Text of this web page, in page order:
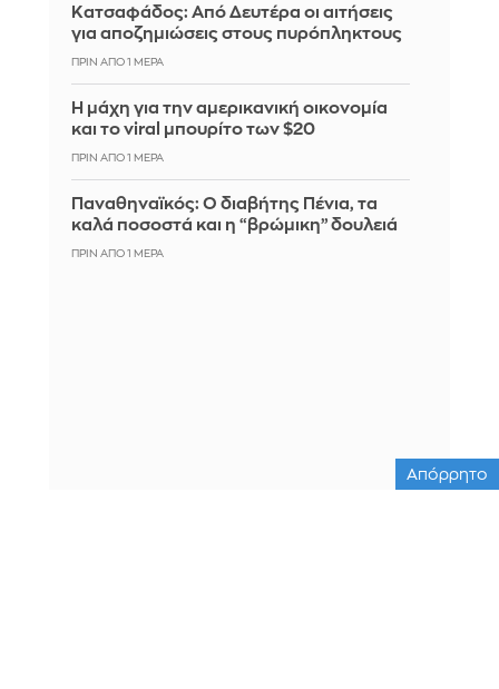
Κατσαφάδος: Από Δευτέρα οι αιτήσεις
για αποζημιώσεις στους πυρόπληκτους
ΠΡΙΝ ΑΠΌ 1 ΜΈΡΑ
Η μάχη για την αμερικανική οικονομία
και το viral μπουρίτο των $20
ΠΡΙΝ ΑΠΌ 1 ΜΈΡΑ
Παναθηναϊκός: Ο διαβήτης Πένια, τα
καλά ποσοστά και η “βρώμικη” δουλειά
ΠΡΙΝ ΑΠΌ 1 ΜΈΡΑ
Απόρρητο